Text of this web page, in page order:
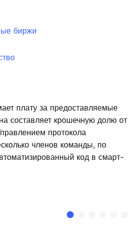
биржи
плату за предоставляемые
составляет крошечную долю от
протокола
членов команды, по
код в смарт-